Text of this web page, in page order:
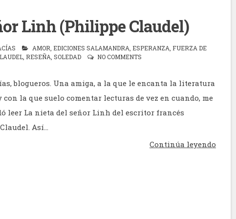
Linh (Philippe Claudel)
AMOR EDICIONES SALAMANDRA ESPERANZA FUERZA DE
RESEÑA SOLEDAD NO COMMENTS
blogueros. Una amiga, a la que le encanta la literatura
la que suelo comentar lecturas de vez en cuando, me
leer La nieta del señor Linh del escritor francés
Así...
Continúa leyendo